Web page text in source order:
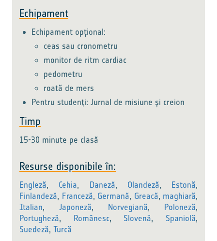
Echipament
Echipament opțional:
ceas sau cronometru
monitor de ritm cardiac
pedometru
roată de mers
Pentru studenți: Jurnal de misiune și creion
Timp
15-30 minute pe clasă
Resurse disponibile în:
Engleză, Cehia, Daneză, Olandeză, Estonă,
Finlandeză, Franceză, Germană, Greacă, maghiară,
Italian, Japoneză, Norvegiană, Poloneză,
Portugheză, Românesc, Slovenă, Spaniolă,
Suedeză, Turcă